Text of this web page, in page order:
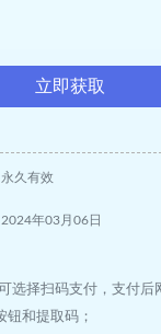
立即获取
永久有效
2024年03月06日
选择扫码支付，支付后
钮和提取码；